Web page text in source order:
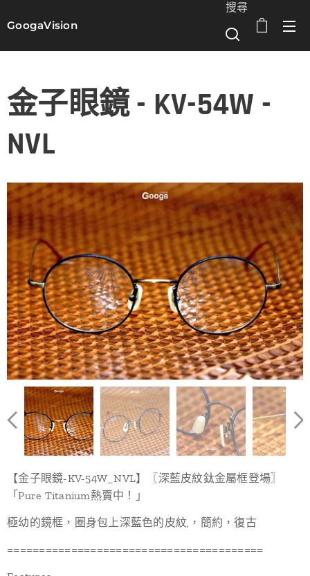
GoogaVision
搜尋
金子眼鏡 - KV-54W -
NVL
【金子眼鏡-KV-54W_NVL】〖深藍皮紋鈦金屬框登場〗
「Pure Titanium熱賣中！」
極幼的鏡框，圈身包上深藍色的皮紋,，簡約，復古
========================================